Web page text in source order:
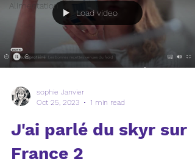
Alimentation
Load video
sophie Janvier
Oct 25, 2023
1 min read
J'ai parlé du skyr sur
France 2